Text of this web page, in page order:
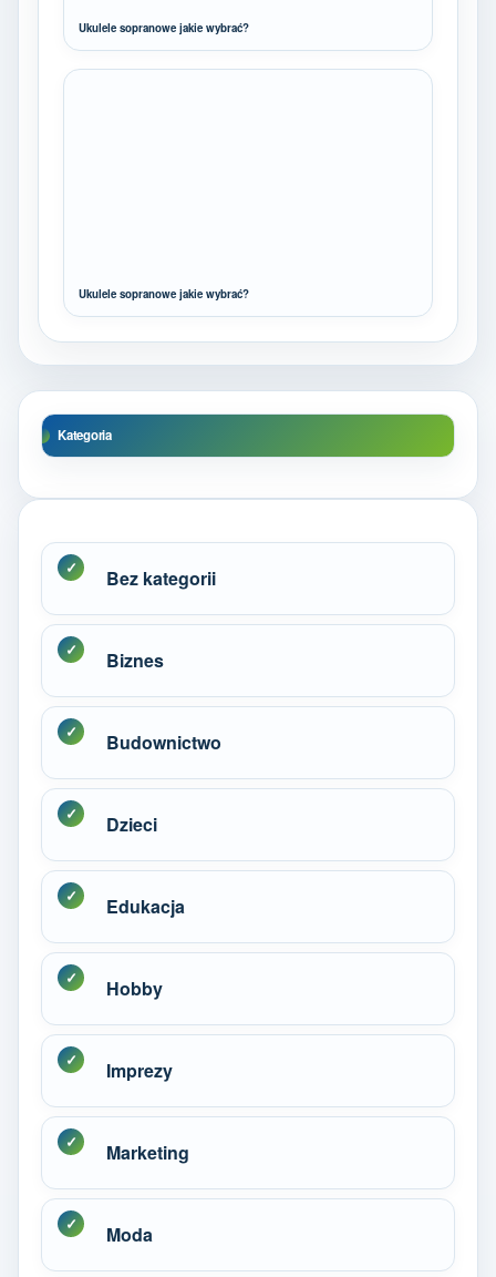
Ukulele sopranowe jakie wybrać?
Ukulele sopranowe jakie wybrać?
Kategoria
Bez kategorii
Biznes
Budownictwo
Dzieci
Edukacja
Hobby
Imprezy
Marketing
Moda